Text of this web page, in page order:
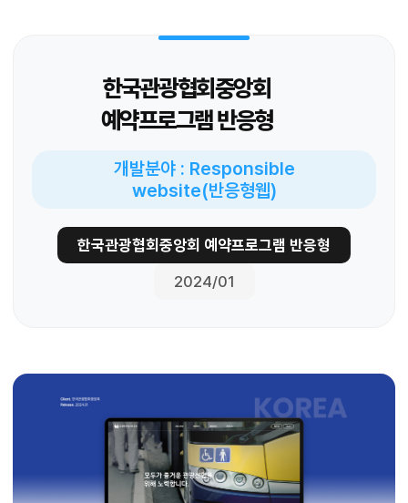
한국관광협회중앙회
예약프로그램 반응형
개발분야 : Responsible
website(반응형웹)
한국관광협회중앙회 예약프로그램 반응형
2024/01